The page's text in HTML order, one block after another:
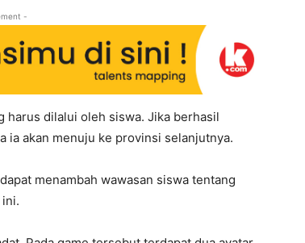
-
harus dilalui oleh siswa. Jika berhasil
ia akan menuju ke provinsi selanjutnya.
menambah wawasan siswa tentang